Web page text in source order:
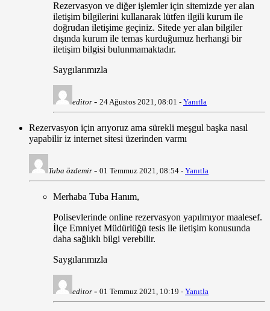
Rezervasyon ve diğer işlemler için sitemizde yer alan
iletişim bilgilerini kullanarak lütfen ilgili kurum ile
doğrudan iletişime geçiniz. Sitede yer alan bilgiler
dışında kurum ile temas kurduğumuz herhangi bir
iletişim bilgisi bulunmamaktadır.
Saygılarımızla
editor - 24 Ağustos 2021, 08:01 - Yanıtla
Rezervasyon için arıyoruz ama sürekli meşgul başka nasıl
yapabilir iz internet sitesi üzerinden varmı
Tuba özdemir - 01 Temmuz 2021, 08:54 - Yanıtla
Merhaba Tuba Hanım,
Polisevlerinde online rezervasyon yapılmıyor maalesef.
İlçe Emniyet Müdürlüğü tesis ile iletişim konusunda
daha sağlıklı bilgi verebilir.
Saygılarımızla
editor - 01 Temmuz 2021, 10:19 - Yanıtla